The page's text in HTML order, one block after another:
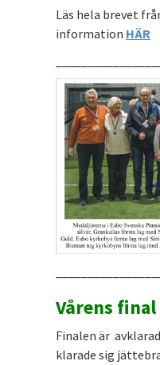
Läs hela brevet
information HÄR
Vårens final
Finalen är
klarade sig